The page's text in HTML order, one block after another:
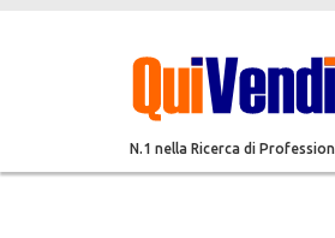
N.1 nella Ricerca di